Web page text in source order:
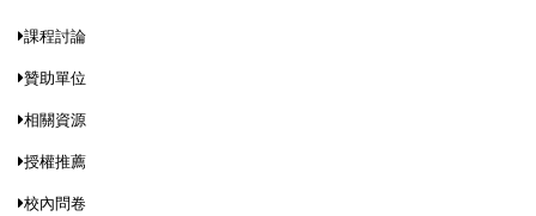
課程討論
贊助單位
相關資源
授權推薦
校內問卷